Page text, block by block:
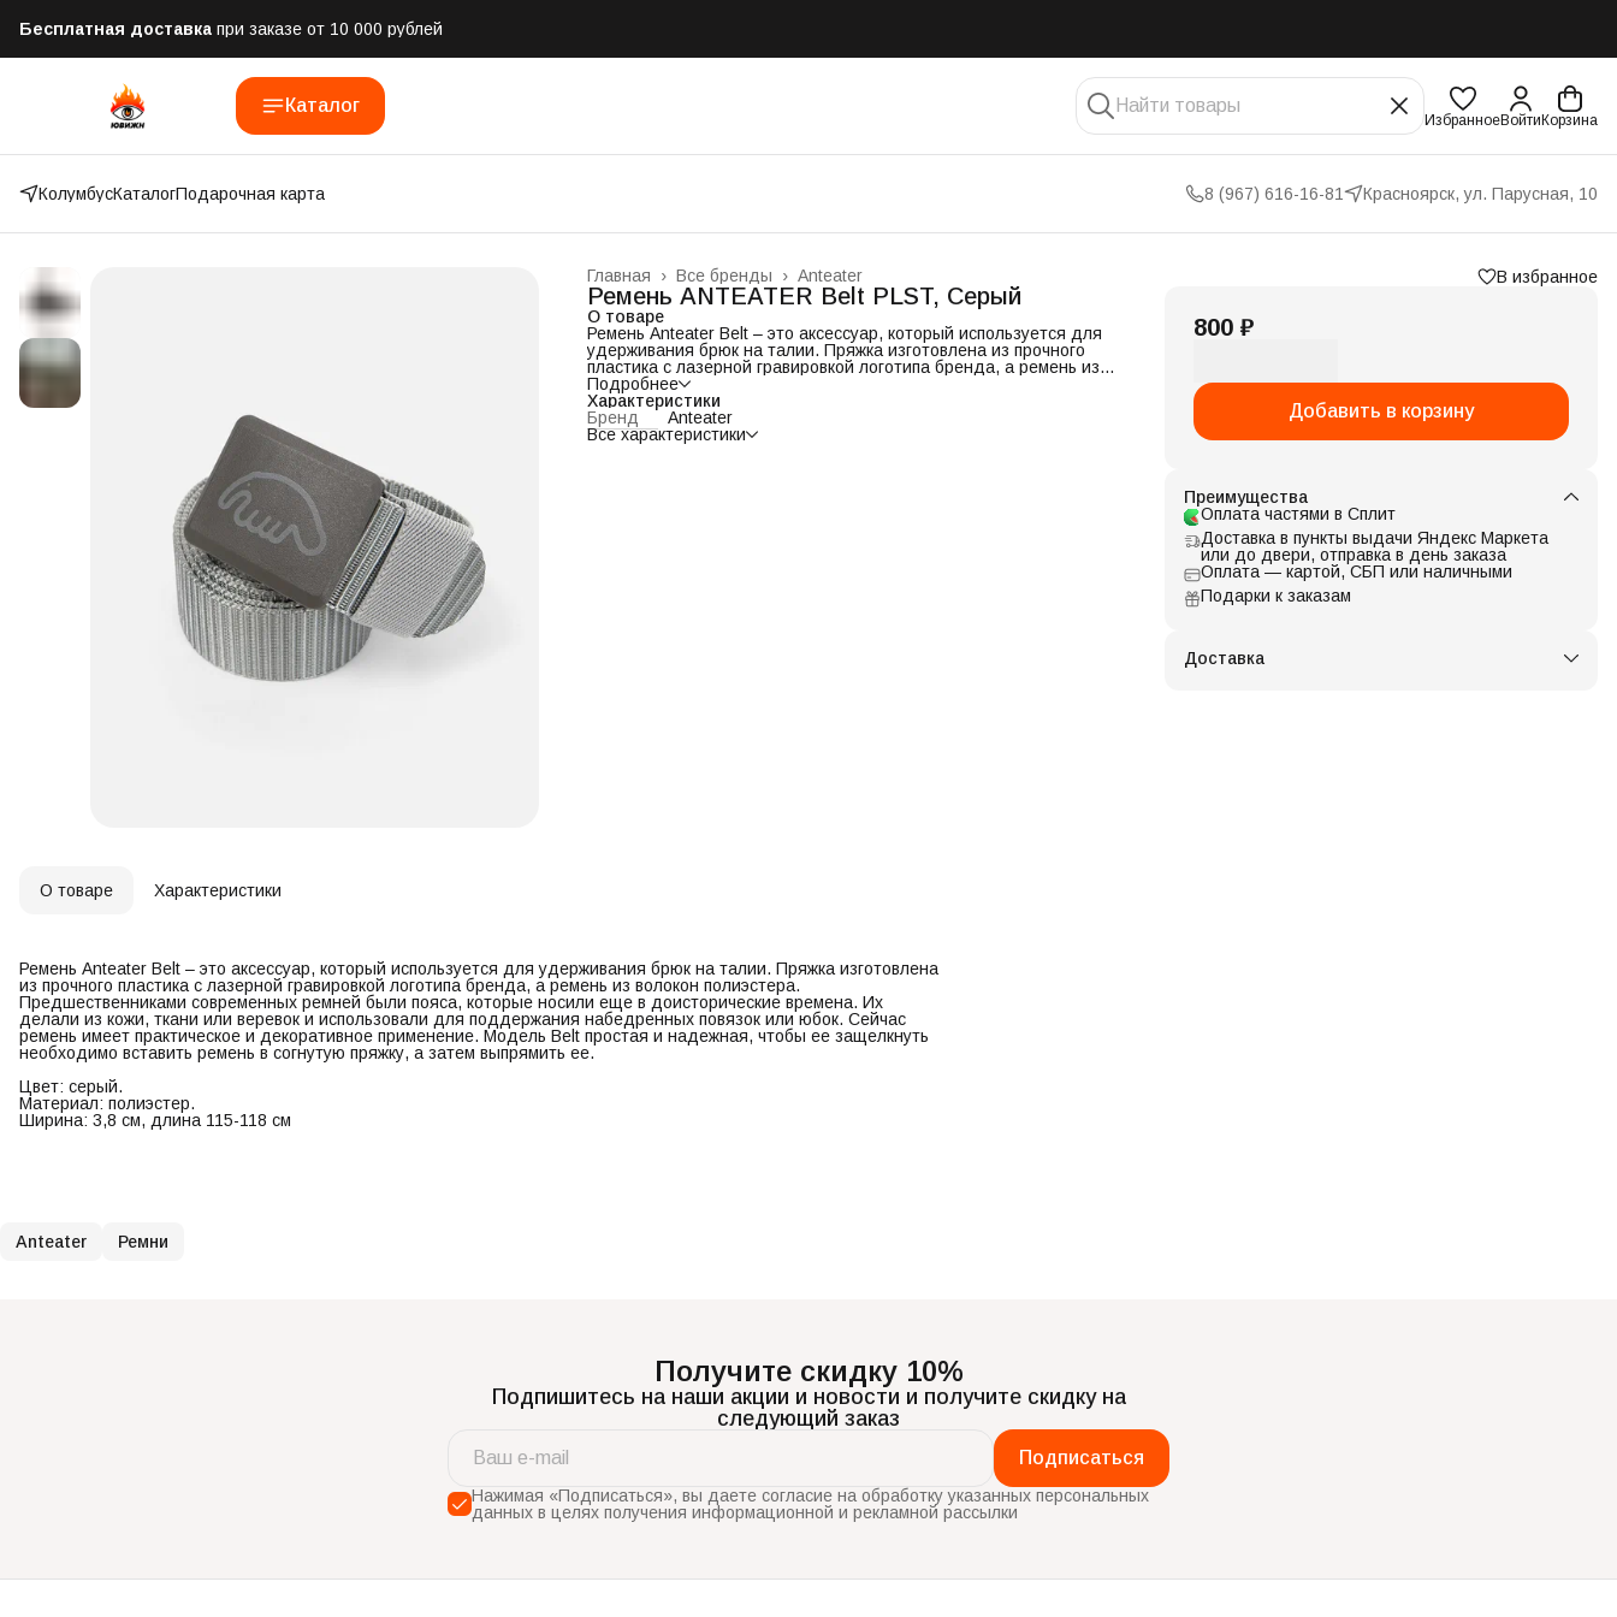
Бесплатная доставка при заказе от 10 000 рублей
Отправим заказ в течении часа после оформления
Оплатим до 50% доставки Яндекс.Доставка и СДЭК
Каталог
ИзбранноеВойти Корзина
КолумбусКаталогПодарочная карта 8 (967) 616-16-81 Красноярск, ул. Парусная, 10
Anteater
Все бренды ›
Главная ›
Ремень ANTEATER Belt PLST, Серый
О товаре
Ремень Anteater Belt – это аксессуар, который используется для
удерживания брюк на талии. Пряжка изготовлена из прочного
пластика с лазерной гравировкой логотипа бренда, а ремень из
волокон полиэстера. Предшественниками современных ремней
были пояса, которые носили еще в доисторические времена. Их
делали из кожи, ткани или веревок и использовали для
поддержания набедренных повязок или юбок. Сейчас ремень
Подробнее
Характеристики
Бренд
Anteater
Все характеристики
В избранное
800 ₽
Добавить в корзину
Преимущества
Оплата частями в Сплит
Доставка в пункты выдачи Яндекс Маркета
или до двери, отправка в день заказа
Оплата — картой, СБП или наличными
Подарки к заказам
Доставка
О товаре Характеристики
Ремень Anteater Belt – это аксессуар, который используется для удерживания брюк на талии. Пряжка изготовлена
из прочного пластика с лазерной гравировкой логотипа бренда, а ремень из волокон полиэстера.
Предшественниками современных ремней были пояса, которые носили еще в доисторические времена. Их
делали из кожи, ткани или веревок и использовали для поддержания набедренных повязок или юбок. Сейчас
ремень имеет практическое и декоративное применение. Модель Belt простая и надежная, чтобы ее защелкнуть
необходимо вставить ремень в согнутую пряжку, а затем выпрямить ее.
Цвет: серый.
Материал: полиэстер.
Ширина: 3,8 см, длина 115-118 см
Anteater Ремни
Получите скидку 10%
Подпишитесь на наши акции и новости и получите скидку на
следующий заказ
Подписаться
Нажимая «Подписаться», вы даете согласие на обработку указанных персональных
данных в целях получения информационной и рекламной рассылки